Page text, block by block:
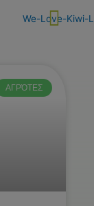
ΑΓΡΌΤΕΣ